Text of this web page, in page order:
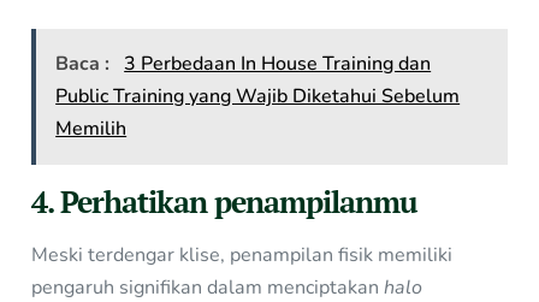
Baca :
3 Perbedaan In House Training dan
Public Training yang Wajib Diketahui Sebelum
Memilih
4. Perhatikan penampilanmu
Meski terdengar klise, penampilan fisik memiliki
pengaruh signifikan dalam menciptakanhalo